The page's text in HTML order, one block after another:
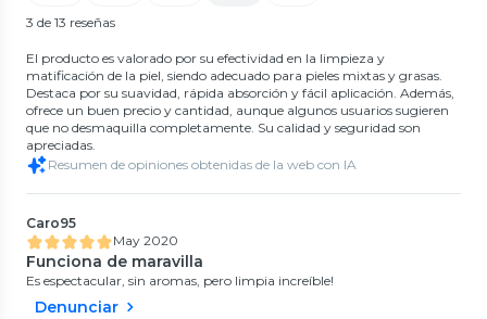
3 de 13 reseñas
El producto es valorado por su efectividad en la limpieza y
matificación de la piel, siendo adecuado para pieles mixtas y grasas.
Destaca por su suavidad, rápida absorción y fácil aplicación. Además,
ofrece un buen precio y cantidad, aunque algunos usuarios sugieren
que no desmaquilla completamente. Su calidad y seguridad son
apreciadas.
Resumen de opiniones obtenidas de la web con IA
Caro95
May 2020
Funciona de maravilla
Es espectacular, sin aromas, pero limpia increíble!
Denunciar